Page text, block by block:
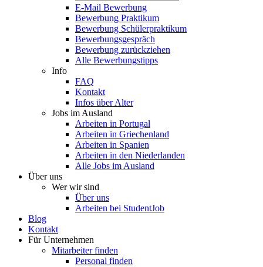
E-Mail Bewerbung
Bewerbung Praktikum
Bewerbung Schülerpraktikum
Bewerbungsgespräch
Bewerbung zurückziehen
Alle Bewerbungstipps
Info
FAQ
Kontakt
Infos über Alter
Jobs im Ausland
Arbeiten in Portugal
Arbeiten in Griechenland
Arbeiten in Spanien
Arbeiten in den Niederlanden
Alle Jobs im Ausland
Über uns
Wer wir sind
Über uns
Arbeiten bei StudentJob
Blog
Kontakt
Für Unternehmen
Mitarbeiter finden
Personal finden